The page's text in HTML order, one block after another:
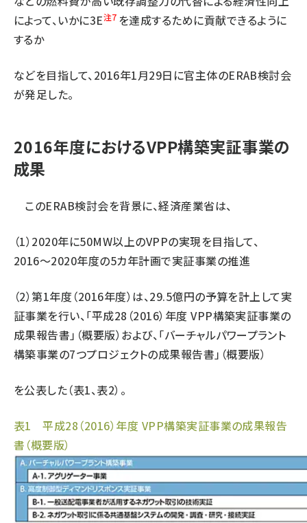
によって、いかに3E注7 を達成するために貢献できるように
するか
などを目指して、2016年1月29日に官主体のERAB検討会
が発足した。
2016年度におけるVPP構築実証事業の
成果
このERAB検討会を背景に、経済産業省は、
（1）2020年に50MW以上のVPPの実現を目指して、
2016〜2020年度の5カ年計画で実証事業の推進
（2）第1年度（2016年度）は、29.5億円の予算を計上して実
証事業を行い、「平成28（2016）年度 VPP構築実証事業の
成果報告書」（概要版）および、「バーチャルパワープラント
構築事業の7つプロジェクトの成果報告書」（概要版）
を公表した（表1、表2）。
表1 平成28（2016）年度 VPP構築実証事業の成果報告
書（概要版）